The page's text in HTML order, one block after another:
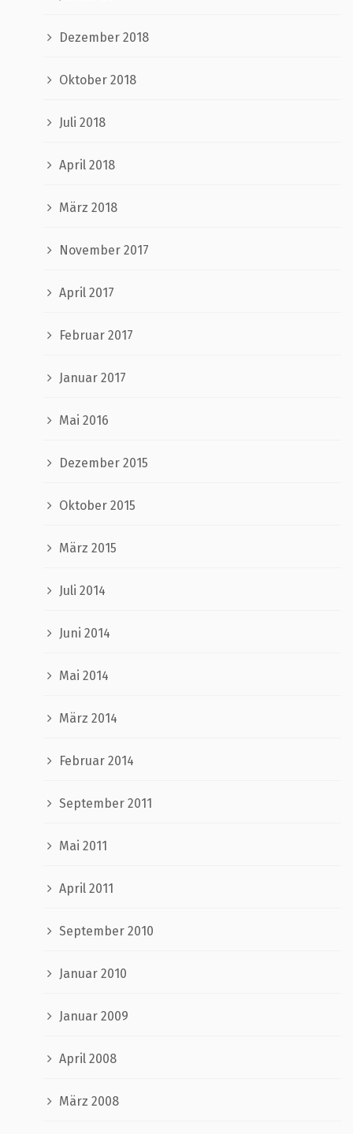
Dezember 2018
Oktober 2018
Juli 2018
April 2018
März 2018
November 2017
April 2017
Februar 2017
Januar 2017
Mai 2016
Dezember 2015
Oktober 2015
März 2015
Juli 2014
Juni 2014
Mai 2014
März 2014
Februar 2014
September 2011
Mai 2011
April 2011
September 2010
Januar 2010
Januar 2009
April 2008
März 2008